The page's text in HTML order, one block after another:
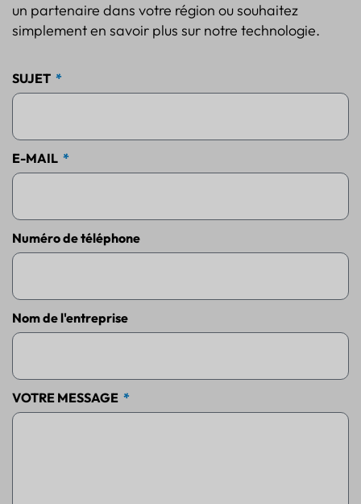
un partenaire dans votre région ou souhaitez
simplement en savoir plus sur notre technologie.
SUJET
E-MAIL
Numéro de téléphone
Nom de l'entreprise
VOTRE MESSAGE